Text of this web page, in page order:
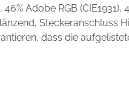
Adobe RGB (CIE1931),
Steckeranschluss
dass die